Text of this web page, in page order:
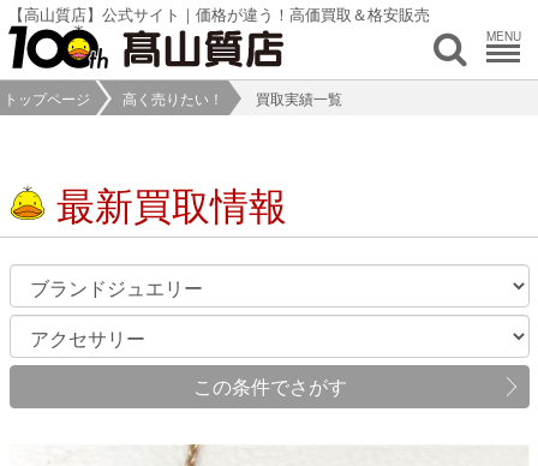
【高山質店】公式サイト｜価格が違う！高価買取＆格安販売
MENU
トップページ 高く売りたい！ 買取実績一覧
最新買取情報
この条件でさがす